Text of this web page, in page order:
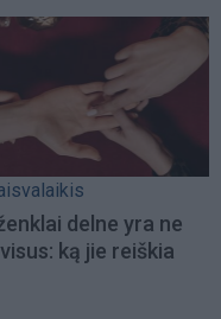
delne yra ne
ką jie reiškia